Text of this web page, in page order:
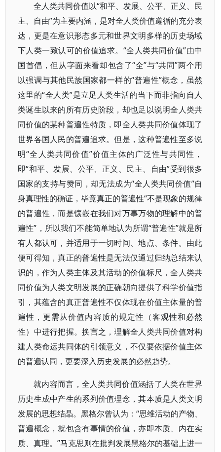
全人类共同价值以“和平、发展、公平、正义、民
主、自由”为主要内涵，是对全人类价值遵循的充分表
达，更是在意识形态多元和世界文明多样的历史场域
下人类一致认可的价值追求。“全人类共同价值”由中
国首倡，但从字面来看却包含了“全”与“共同”两个用
以强调与其他民族国家都一样的“普遍性”概念，虽然
这里的“全人类”是立足人类生活的当下而非指向自人
类诞生以来的所有历史阶段，却也足以说明全人类共
同价值的某种普遍性特质，即全人类共同价值体现了
世界各国人民的普遍追求。但是，这种普遍性至多说
明“全人类共同价值”价值主体的广泛性与共同性，
即“和平、发展、公平、正义、民主、自由”受到很多
国家的支持与赞同，却无法成为“全人类共同价值”自
身真理性的确证，毕竟真正的普遍性“不是现象的规律
的普遍性，而是镶嵌在我们对万事万物的理解中的普
遍性”，所以我们不能简单地认为所谓“普遍性”就是所
有人都认可，并适用于一切时间、地点、条件。由此
便可得知，真正的普遍性是无法仅通过归纳总结来认
识的，作为人类主体及其活动的价值标尺，全人类共
同价值为人类文明发展的正确朝向提供了科学价值指
引，其蕴含的真正普遍性不仅体现在价值主体量的普
遍性，更需从价值内容质的规定性（客观性和必然
性）中进行把握。换言之，理解全人类共同价值对构
建人类命运共同体的引领意义，不仅要依据价值主体
的普遍认同，更要深入历史发展的必然趋势。
就内容而言，全人类共同价值涵括了人类在世界
历史生成中产生的系列价值理念，其本质是人类文明
发展的思想结晶。黑格尔曾认为：“思维活动的产物、
普遍概念，就包含有事情的价值，亦即本质、内在实
质、真理。”马克思则在批判发展黑格尔的基础上进一